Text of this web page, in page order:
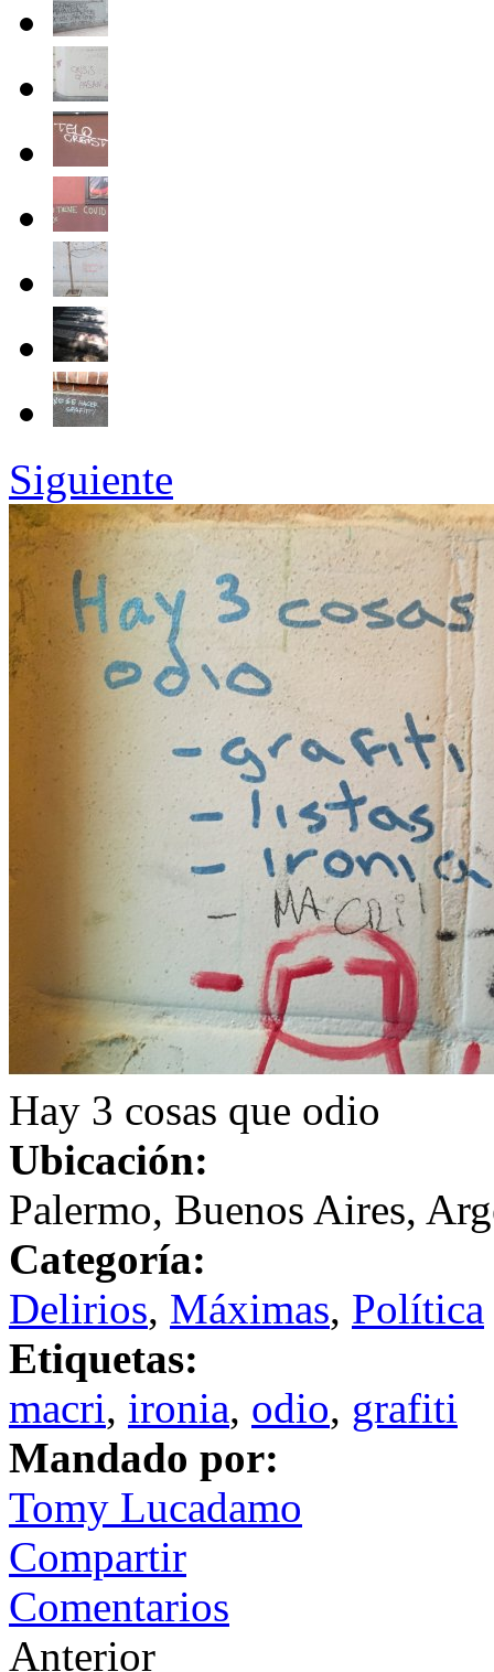
Siguiente
Hay 3 cosas que odio
Ubicación:
Palermo, Buenos Aires,
Categoría:
Delirios, Máximas, Política
Etiquetas:
macri, ironia, odio, grafiti
Mandado por:
Tomy Lucadamo
Compartir
Comentarios
Anterior